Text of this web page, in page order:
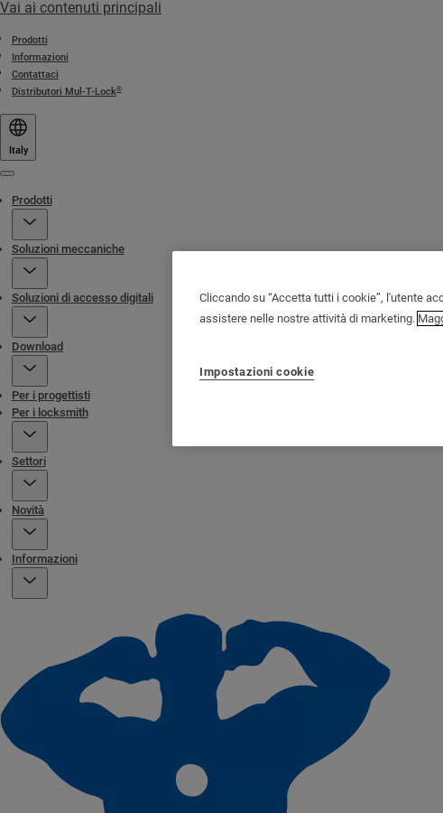
Vai ai contenuti principali
Prodotti
Informazioni
Contattaci
Distributori Mul-T-Lock®
Italy
Prodotti
Soluzioni meccaniche
Soluzioni di accesso digitali
Download
Per i progettisti
Per i locksmith
Settori
Novità
Informazioni
Cliccando su “Accetta tutti i cookie”, l'utente
assistere nelle nostre attività di marketing.
Impostazioni cookie